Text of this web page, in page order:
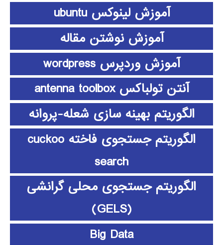
آموزش لینوکس ubuntu
آموزش نوشتن مقاله
آموزش وردپرس wordpress
آنتن تولباکس antenna toolbox
الگوریتم بهینه سازی شعله-پروانه
الگوریتم جستجوی فاخته cuckoo
search
الگوریتم جستجوی محلی گرانشی
(GELS)
Big Data